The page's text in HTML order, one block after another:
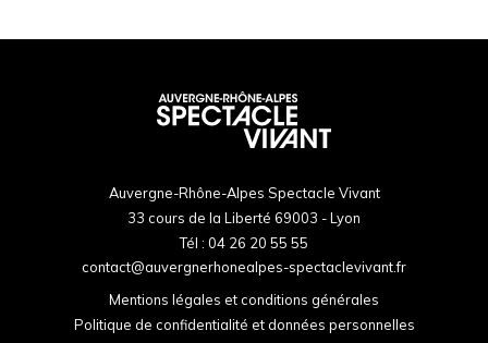
Auvergne-Rhône-Alpes Spectacle Vivant
33 cours de la Liberté 69003 - Lyon
Tél : 04 26 20 55 55
contact@auvergnerhonealpes-spectaclevivant.fr
Mentions légales et conditions générales
Politique de confidentialité et données personnelles